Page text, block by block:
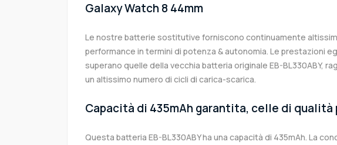
Galaxy Watch 8 44mm
Le nostre batterie sostitutive forniscono continuamente
performance in termini di potenza & autonomia. Le prestazioni
superano quelle della vecchia batteria originale EB-BL330ABY,
un altissimo numero di cicli di carica-scarica.
Capacità di 435mAh garantita, celle di qualità
Questa batteria EB-BL330ABY ha una capacità di 435mAh. La